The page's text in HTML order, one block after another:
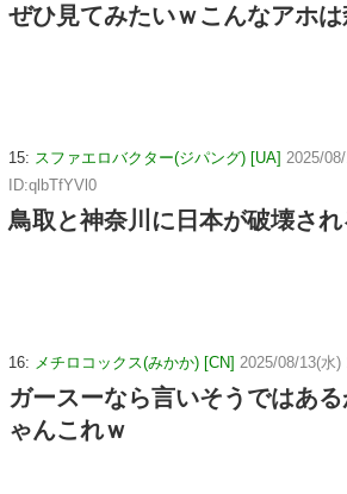
ぜひ見てみたいｗこんなアホ
15: スファエロバクター(ジパング) [UA] 2025/
ID:qlbTfYVl0
鳥取と神奈川に日本が破壊され
16: メチロコックス(みかか) [CN] 2025/08/13(水
ガースーなら言いそうではあ
ゃんこれｗ